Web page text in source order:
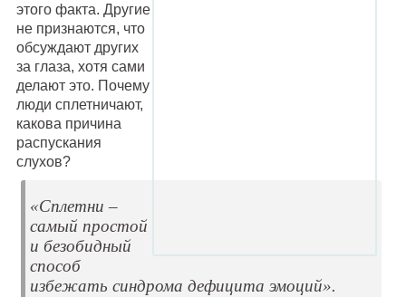
этого факта. Другие
не признаются, что
обсуждают других
за глаза, хотя сами
делают это. Почему
люди сплетничают,
какова причина
распускания
слухов?
«Сплетни –
самый простой
и безобидный
способ
избежать синдрома дефицита эмоций».